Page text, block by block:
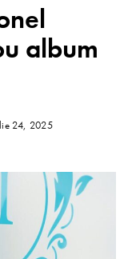
album
24, 2025